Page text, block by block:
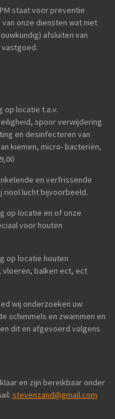
staat voor preventie
onze diensten wat niet
afsluiten van
op locatie t.a.v.
spoor verwijdering
en desinfecteren van
kiemen, micro- bacteriën,
en verfrissende
riool lucht bijvoorbeeld.
op locatie en of onze
voor houten
op locatie houten
vloeren, balken ect, ect
wij onderzoeken uw
schimmels en zwammen en
dit en afgevoerd volgens
en zijn bereikbaar onder
stevenzand@gmail.com